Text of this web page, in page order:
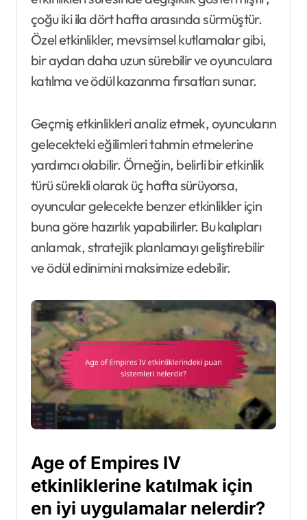
çoğu iki ila dört hafta arasında sürmüştür.
Özel etkinlikler, mevsimsel kutlamalar gibi,
bir aydan daha uzun sürebilir ve oyunculara
katılma ve ödül kazanma fırsatları sunar.
Geçmiş etkinlikleri analiz etmek, oyuncuların
gelecekteki eğilimleri tahmin etmelerine
yardımcı olabilir. Örneğin, belirli bir etkinlik
türü sürekli olarak üç hafta sürüyorsa,
oyuncular gelecekte benzer etkinlikler için
buna göre hazırlık yapabilirler. Bu kalıpları
anlamak, stratejik planlamayı geliştirebilir
ve ödül edinimini maksimize edebilir.
Age of Empires IV
etkinliklerine katılmak için
en iyi uygulamalar nelerdir?